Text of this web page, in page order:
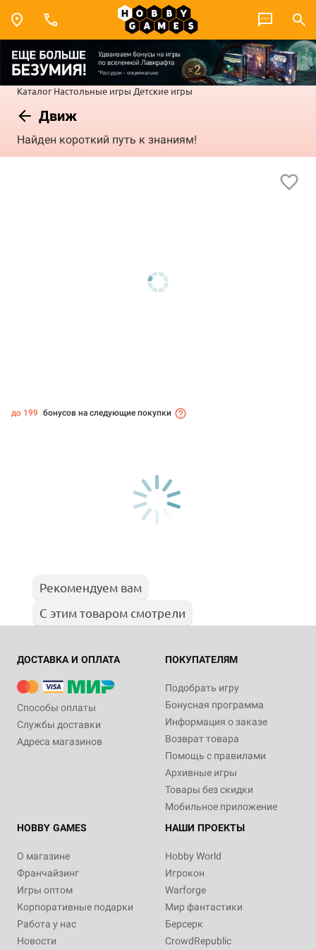
Каталог Настольные игры Детские игры
Движ
Найден короткий путь к знаниям!
до 199 бонусов на следующие покупки
Рекомендуем вам
С этим товаром смотрели
ДОСТАВКА И ОПЛАТА
Способы оплаты
Службы доставки
Адреса магазинов
ПОКУПАТЕЛЯМ
Подобрать игру
Бонусная программа
Информация о заказе
Возврат товара
Помощь с правилами
Архивные игры
Товары без скидки
Мобильное приложение
HOBBY GAMES
О магазине
Франчайзинг
Игры оптом
Корпоративные подарки
Работа у нас
Новости
НАШИ ПРОЕКТЫ
Hobby World
Игрокон
Warforge
Мир фантастики
Берсерк
CrowdRepublic